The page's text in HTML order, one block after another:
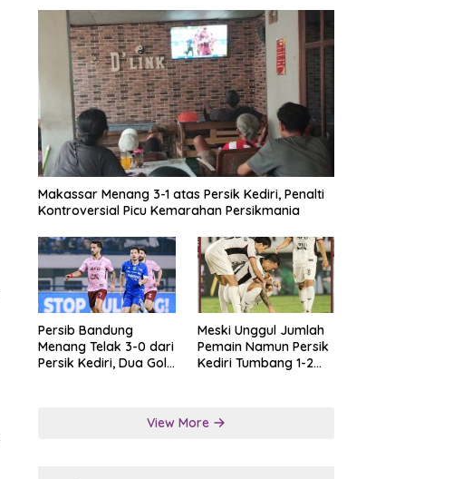
Makassar Menang 3-1 atas Persik Kediri, Penalti
Kontroversial Picu Kemarahan Persikmania
Persib Bandung
Menang Telak 3-0 dari
Persik Kediri, Dua Gol
Meski Unggul Jumlah
Pemain Namun Persik
Kediri Tumbang 1-2
View More